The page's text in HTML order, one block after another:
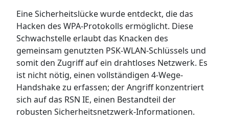
Eine Sicherheitslücke wurde entdeckt, die das
Hacken des WPA-Protokolls ermöglicht. Diese
Schwachstelle erlaubt das Knacken des
gemeinsam genutzten PSK-WLAN-Schlüssels und
somit den Zugriff auf ein drahtloses Netzwerk. Es
ist nicht nötig, einen vollständigen 4-Wege-
Handshake zu erfassen; der Angriff konzentriert
sich auf das RSN IE, einen Bestandteil der
robusten Sicherheitsnetzwerk-Informationen.